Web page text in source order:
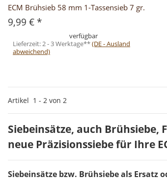
ECM Brühsieb 58 mm 1-Tassensieb 7 gr.
9,99 € *
verfügbar
Lieferzeit:2 - 3 Werktage**(DE - Ausland
abweichend)
Artikel 1 - 2 von 2
Siebeinsätze, auch Brühsiebe,
neue Präzisionssiebe für Ihre
Siebeinsätze bzw. Brühsiebe als Ersatz